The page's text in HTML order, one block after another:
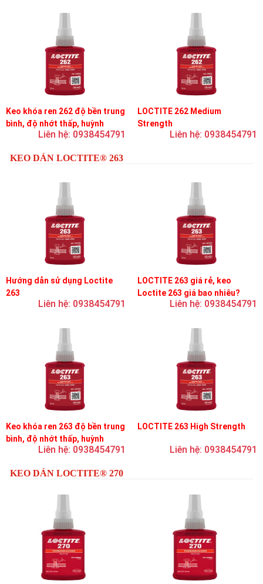
Keo khóa ren 262 độ bền trung
bình, độ nhớt thấp, huỳnh
Liên hệ: 0938454791
LOCTITE 262 Medium
Strength
Liên hệ: 0938454791
KEO DÁN LOCTITE® 263
Hướng dẫn sử dụng Loctite
263
Liên hệ: 0938454791
LOCTITE 263 giá rẻ, keo
Loctite 263 giá bao nhiêu?
Liên hệ: 0938454791
Keo khóa ren 263 độ bền trung
bình, độ nhớt thấp, huỳnh
Liên hệ: 0938454791
LOCTITE 263 High Strength
Liên hệ: 0938454791
KEO DÁN LOCTITE® 270